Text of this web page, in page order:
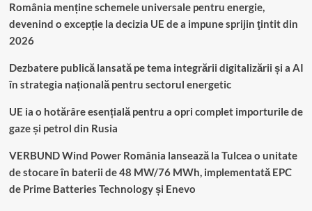
România menține schemele universale pentru energie,
devenind o excepție la decizia UE de a impune sprijin ţintit din
2026
Dezbatere publică lansată pe tema integrării digitalizării și a AI
în strategia națională pentru sectorul energetic
UE ia o hotărâre esențială pentru a opri complet importurile de
gaze și petrol din Rusia
VERBUND Wind Power România lansează la Tulcea o unitate
de stocare în baterii de 48 MW/76 MWh, implementată EPC
de Prime Batteries Technology și Enevo